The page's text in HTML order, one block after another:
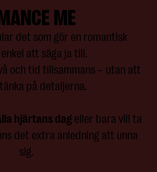
ME
det som gör en romantisk
att säga ja till.
och tid tillsammans – utan att
på detaljerna.
hjärtans dageller bara vill ta
det extra anledning att unna
sig.